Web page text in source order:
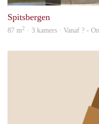
Spitsbergen
87 m2 · 3 kamers · Vanaf ? -